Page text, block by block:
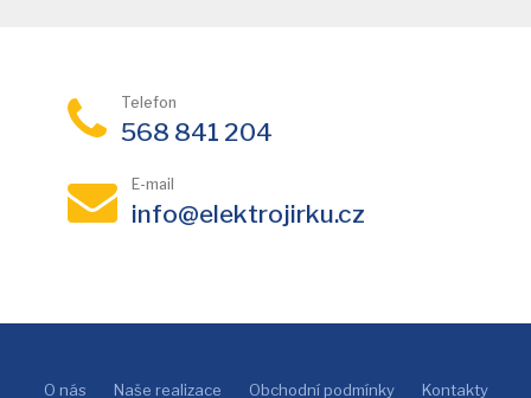
Telefon
568 841 204
E-mail
info@elektrojirku.cz
O nás Naše realizace Obchodní podmínky Kontakty